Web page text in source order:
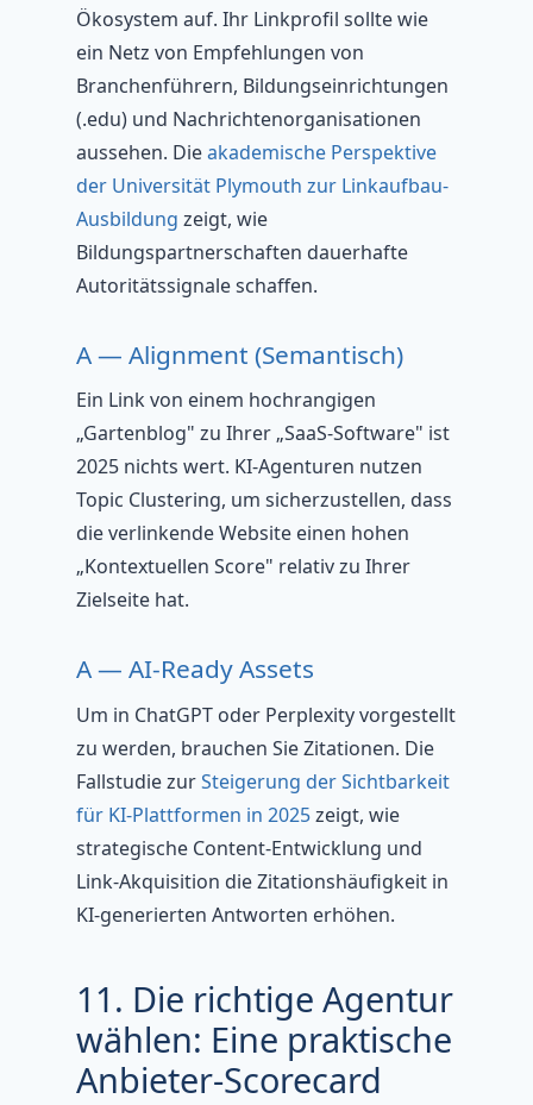
Ökosystem auf. Ihr Linkprofil sollte wie
ein Netz von Empfehlungen von
Branchenführern, Bildungseinrichtungen
(.edu) und Nachrichtenorganisationen
aussehen. Dieakademische Perspektive
der Universität Plymouth zur Linkaufbau-
Ausbildung zeigt, wie
Bildungspartnerschaften dauerhafte
Autoritätssignale schaffen.
A — Alignment (Semantisch)
Ein Link von einem hochrangigen
„Gartenblog" zu Ihrer „SaaS-Software" ist
2025 nichts wert. KI-Agenturen nutzen
Topic Clustering, um sicherzustellen, dass
die verlinkende Website einen hohen
„Kontextuellen Score" relativ zu Ihrer
Zielseite hat.
A — AI-Ready Assets
Um in ChatGPT oder Perplexity vorgestellt
zu werden, brauchen Sie Zitationen. Die
Fallstudie zurSteigerung der Sichtbarkeit
für KI-Plattformen in 2025zeigt, wie
strategische Content-Entwicklung und
Link-Akquisition die Zitationshäufigkeit in
KI-generierten Antworten erhöhen.
11. Die richtige Agentur
wählen: Eine praktische
Anbieter-Scorecard